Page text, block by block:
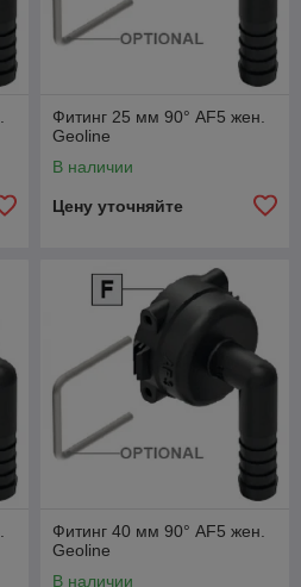
Фитинг 25 мм 90° AF5 жен.
Geoline
В наличии
Цену уточняйте
Фитинг 40 мм 90° AF5 жен.
Geoline
В наличии